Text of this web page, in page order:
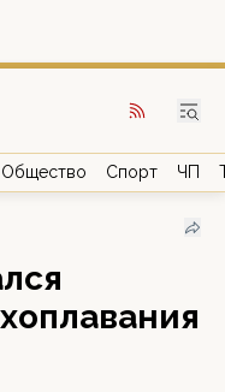
Общество Спорт ЧП